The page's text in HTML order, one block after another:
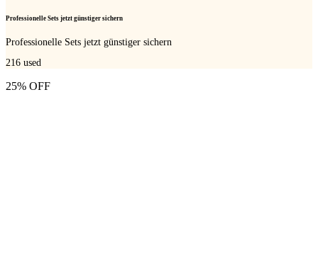
Professionelle Sets jetzt günstiger sichern
Professionelle Sets jetzt günstiger sichern
216 used
25% OFF